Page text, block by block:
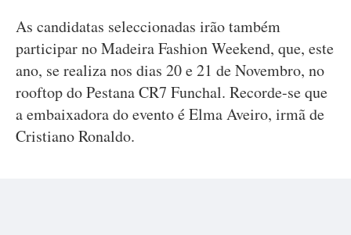
As candidatas seleccionadas irão também
participar no Madeira Fashion Weekend, que, este
ano, se realiza nos dias 20 e 21 de Novembro, no
rooftop do Pestana CR7 Funchal. Recorde-se que
a embaixadora do evento é Elma Aveiro, irmã de
Cristiano Ronaldo.